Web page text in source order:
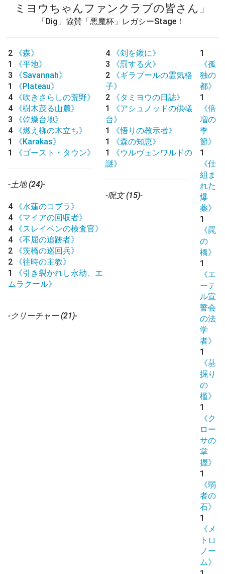
ミヨウちゃんファンクラブの皆さん」
「Dig」協賛「悪魔杯」レガシーStage！
2
《森》
1
《平地》
3
《Savannah》
1
《Plateau》
4
《吹きさらしの荒野》
4
《樹木茂る山麓》
3
《乾燥台地》
4
《燃え柳の木立ち》
1
《Karakas》
1
《ゴースト・タウン》
-土地 (24)-
4
《水蓮のコブラ》
4
《マイアの回収者》
4
《スレイベンの検査官》
4
《不屈の追跡者》
2
《茨橋の巡回兵》
2
《往時の主教》
1
《引き裂かれし永劫、エ
ムラクール》
-クリーチャー (21)-
4
《剣を鍬に》
3
《罰する火》
2
《ギラプールの霊気格
子》
2
《タミヨウの日誌》
1
《アシュノッドの供犠
台》
1
《悟りの教示者》
1
《森の知恵》
1
《ウルヴェンワルドの
謎》
-呪文 (15)-
1
《孤
独の
都》
1
《倍
増の
季
節》
1
《仕
組ま
れた
爆
薬》
1
《罠
の
橋》
1
《エ
ーテ
ル宣
誓会
の法
学
者》
1
《墓
掘り
の
檻》
1
《ク
ロー
サの
掌
握》
1
《弱
者の
石》
1
《メ
トロ
ノー
ム》